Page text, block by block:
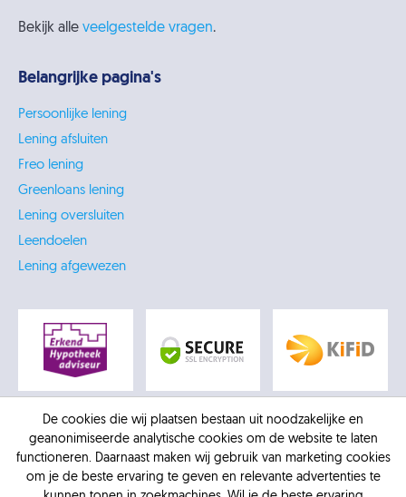
Bekijk alle veelgestelde vragen.
Belangrijke pagina's
Persoonlijke lening
Lening afsluiten
Freo lening
Greenloans lening
Lening oversluiten
Leendoelen
Lening afgewezen
De cookies die wij plaatsen bestaan uit noodzakelijke en
geanonimiseerde analytische cookies om de website te laten
functioneren. Daarnaast maken wij gebruik van marketing cookies
om je de beste ervaring te geven en relevante advertenties te